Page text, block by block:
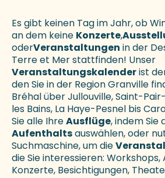
Es gibt keinen Tag im Jahr, ob
an dem keine Konzerte,
oderVeranstaltungen in der
Terre et Mer stattfinden! Unser
Veranstaltungskalenderist
den Sie in der Region Granville
Bréhal über Jullouville, Saint-
les Bains, La Haye-Pesnel bis
Sie alle IhreAusflüge, indem Sie
Aufenthaltsauswählen, oder
Suchmaschine, um die
die Sie interessieren: Workshops,
Konzerte, Besichtigungen,